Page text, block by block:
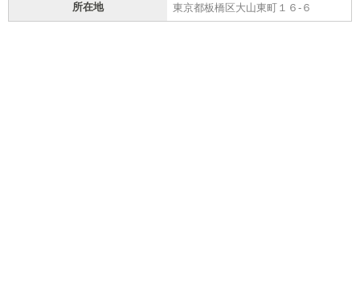
所在地 東京都板橋区大山東町１６-６